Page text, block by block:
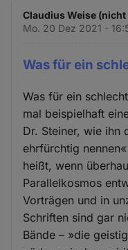
Claudius Weise
Mo. 20 Dez 2021 -
Was für ein
Was für ein
mal beispielhaft
Dr. Steiner, wie ihn
ehrfürchtig
heißt, wenn
Parallelkosmos
Vorträgen und in
Schriften sind gar
Bände – »die